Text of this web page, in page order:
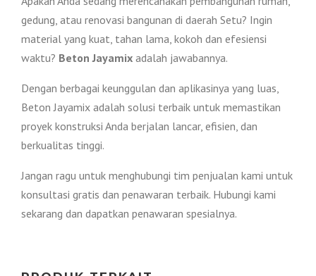
gedung, atau renovasi bangunan di daerah Setu? Ingin
material yang kuat, tahan lama, kokoh dan efesiensi
waktu? Beton Jayamix adalah jawabannya.
Dengan berbagai keunggulan dan aplikasinya yang luas,
Beton Jayamix adalah solusi terbaik untuk memastikan
proyek konstruksi Anda berjalan lancar, efisien, dan
berkualitas tinggi.
Jangan ragu untuk menghubungi tim penjualan kami untuk
konsultasi gratis dan penawaran terbaik. Hubungi kami
sekarang dan dapatkan penawaran spesialnya.